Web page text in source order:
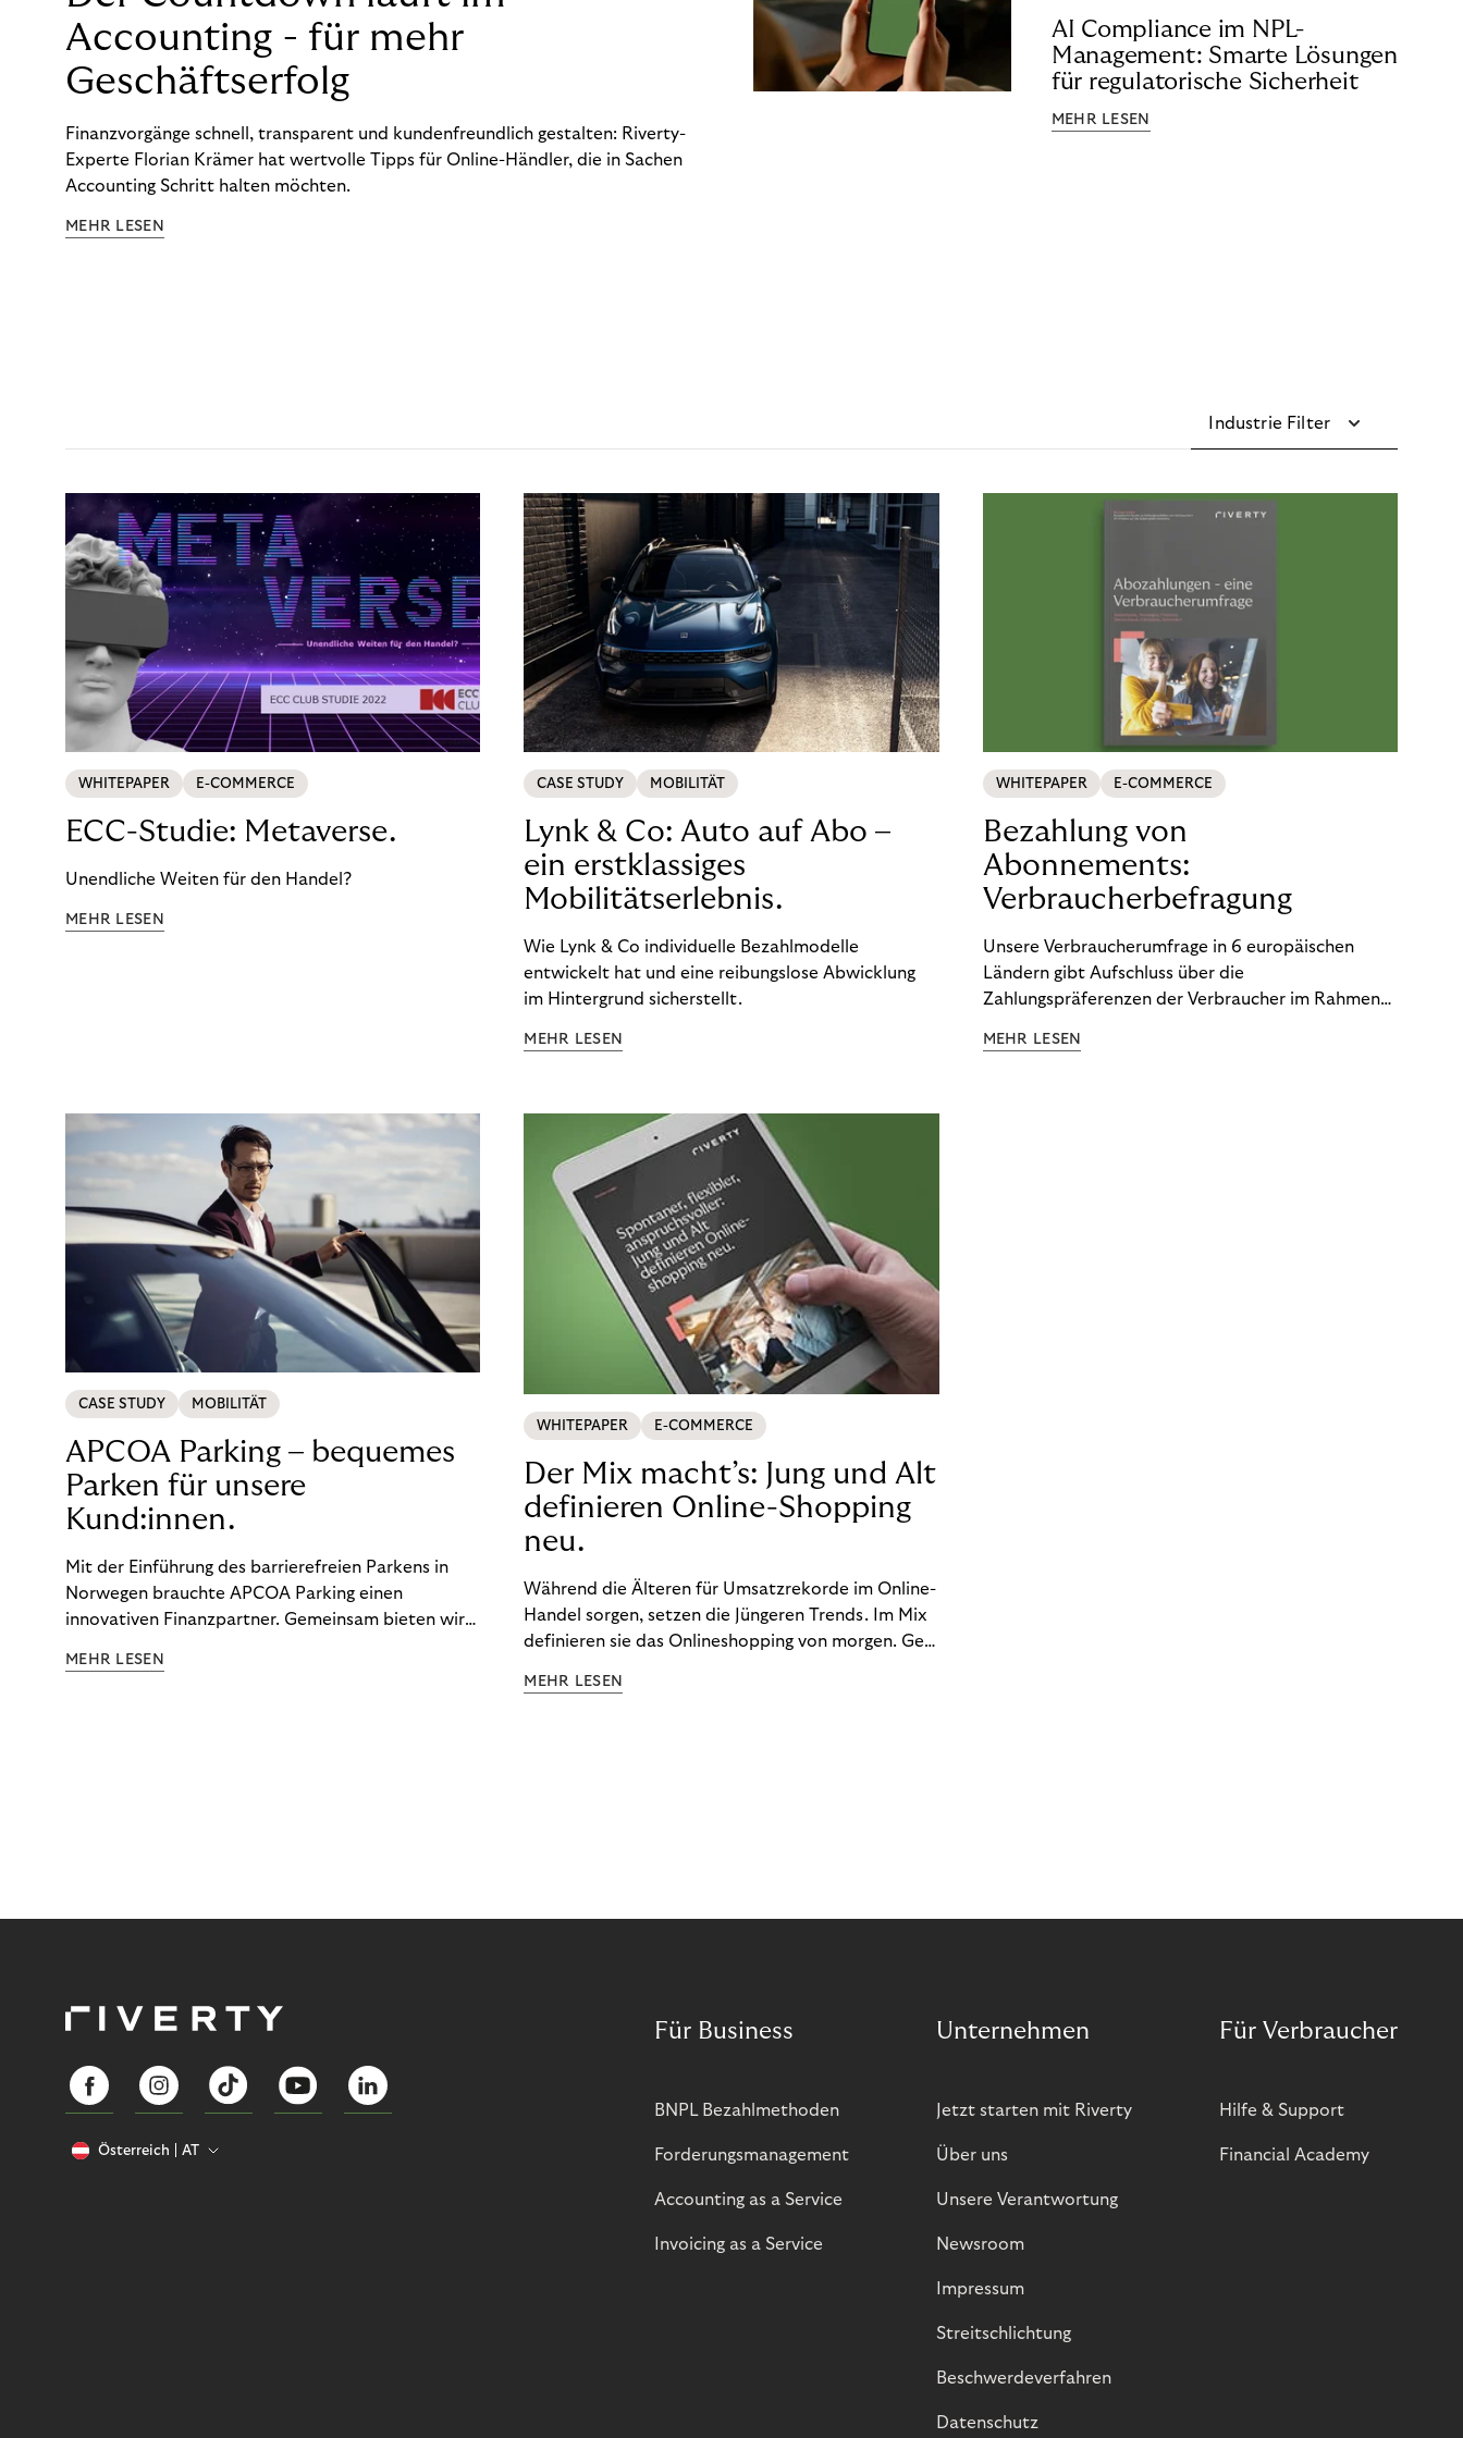
Accounting - für mehr
Geschäftserfolg
Finanzvorgänge schnell, transparent und kundenfreundlich gestalten: Riverty-
Experte Florian Krämer hat wertvolle Tipps für Online-Händler, die in Sachen
Accounting Schritt halten möchten.
MEHR LESEN
AI Compliance im NPL-
Management: Smarte Lösungen
für regulatorische Sicherheit
MEHR LESEN
Industrie Filter
WHITEPAPER E-COMMERCE
ECC-Studie: Metaverse.
Unendliche Weiten für den Handel?
MEHR LESEN
CASE STUDY MOBILITÄT
Lynk & Co: Auto auf Abo –
ein erstklassiges
Mobilitätserlebnis.
Wie Lynk & Co individuelle Bezahlmodelle
entwickelt hat und eine reibungslose Abwicklung
im Hintergrund sicherstellt.
MEHR LESEN
WHITEPAPER E-COMMERCE
Bezahlung von
Abonnements:
Verbraucherbefragung
Unsere Verbraucherumfrage in 6 europäischen
Ländern gibt Aufschluss über die
Zahlungspräferenzen der Verbraucher im Rahmen
Ergebnisse, um zu erfahren, wie Sie
MEHR LESEN
CASE STUDY MOBILITÄT
APCOA Parking – bequemes
Parken für unsere
Kund:innen.
Mit der Einführung des barrierefreien Parkens in
Norwegen brauchte APCOA Parking einen
innovativen Finanzpartner. Gemeinsam bieten wir
Erlebnis.
MEHR LESEN
WHITEPAPER E-COMMERCE
Der Mix macht’s: Jung und Alt
definieren Online-Shopping
neu.
Während die Älteren für Umsatzrekorde im Online-
Handel sorgen, setzen die Jüngeren Trends. Im Mix
definieren sie das Onlineshopping von morgen. Gen
gemeinsame Leidenschaft - allerdings
MEHR LESEN
Österreich AT
Für Business
BNPL Bezahlmethoden
Forderungsmanagement
Accounting as a Service
Invoicing as a Service
Unternehmen
Jetzt starten mit Riverty
Über uns
Unsere Verantwortung
Newsroom
Impressum
Streitschlichtung
Beschwerdeverfahren
Datenschutz
Für Verbraucher
Hilfe & Support
Financial Academy